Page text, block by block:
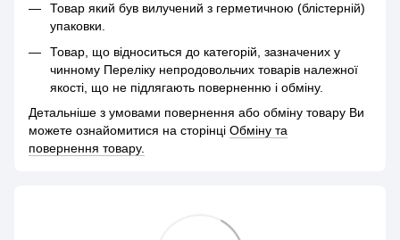
Товар який був вилучений з герметичною (блістерній)
упаковки.
Товар, що відноситься до категорій, зазначених у
чинному Переліку непродовольчих товарів належної
якості, що не підлягають поверненню і обміну.
Детальніше з умовами повернення або обміну товару Ви
можете ознайомитися на сторінці Обміну та
повернення товару.